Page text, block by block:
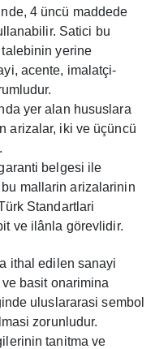
4 üncü maddede
Satici bu
yerine
acente, imalatçi-
yer alan hususlara
arizalar, iki ve üçüncü
belgesi ile
mallarin arizalarinin
Standartlari
ve ilânla görevlidir.
ithal edilen sanayi
basit onarimina
uluslararasi sembol
zorunludur.
tanitma ve